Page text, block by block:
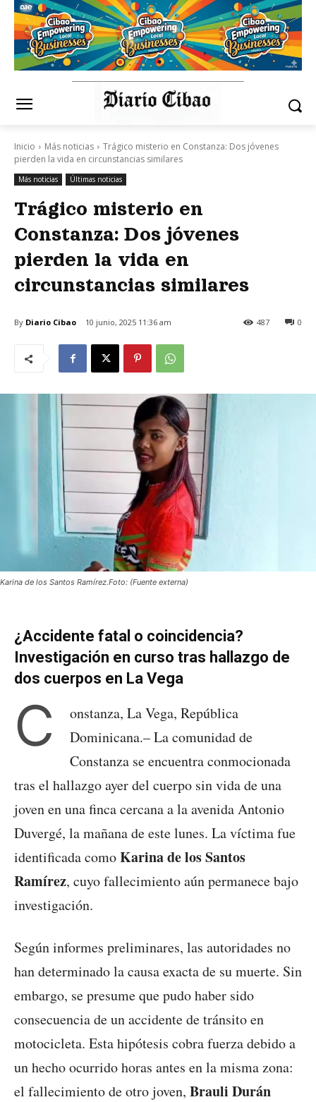
Inicio Más noticias
Trágico misterio en Constanza: Dos jóvenes
pierden la vida en circunstancias similares
Más noticias Últimas noticias
Trágico misterio en
Constanza: Dos jóvenes
pierden la vida en
circunstancias similares
By Diario Cibao 10 junio, 2025 11:36 am 0
487
Karina de los Santos Ramírez.Foto: (Fuente externa)
¿Accidente fatal o coincidencia?
Investigación en curso tras hallazgo de
dos cuerpos en La Vega
C
onstanza, La Vega, República
Dominicana.– La comunidad de
Constanza se encuentra conmocionada
tras el hallazgo ayer del cuerpo sin vida de una
joven en una finca cercana a la avenida Antonio
Duvergé, la mañana de este lunes. La víctima fue
identificada comoKarina de los Santos
Ramírez, cuyo fallecimiento aún permanece bajo
investigación.
Según informes preliminares, las autoridades no
han determinado la causa exacta de su muerte. Sin
embargo, se presume que pudo haber sido
consecuencia de un accidente de tránsito en
motocicleta. Esta hipótesis cobra fuerza debido a
un hecho ocurrido horas antes en la misma zona:
el fallecimiento de otro joven, Brauli Durán